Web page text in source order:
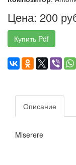
Цена: 200
Купить Pdf
Описание
Miserere